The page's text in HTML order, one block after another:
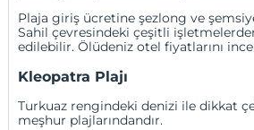
Plaja giriş ücretine şezlong ve
Sahil çevresindeki çeşitli
edilebilir.Ölüdeniz otel fiyatlarını
Kleopatra Plajı
Turkuaz rengindeki denizi ile dikkat
meşhur plajlarındandır.